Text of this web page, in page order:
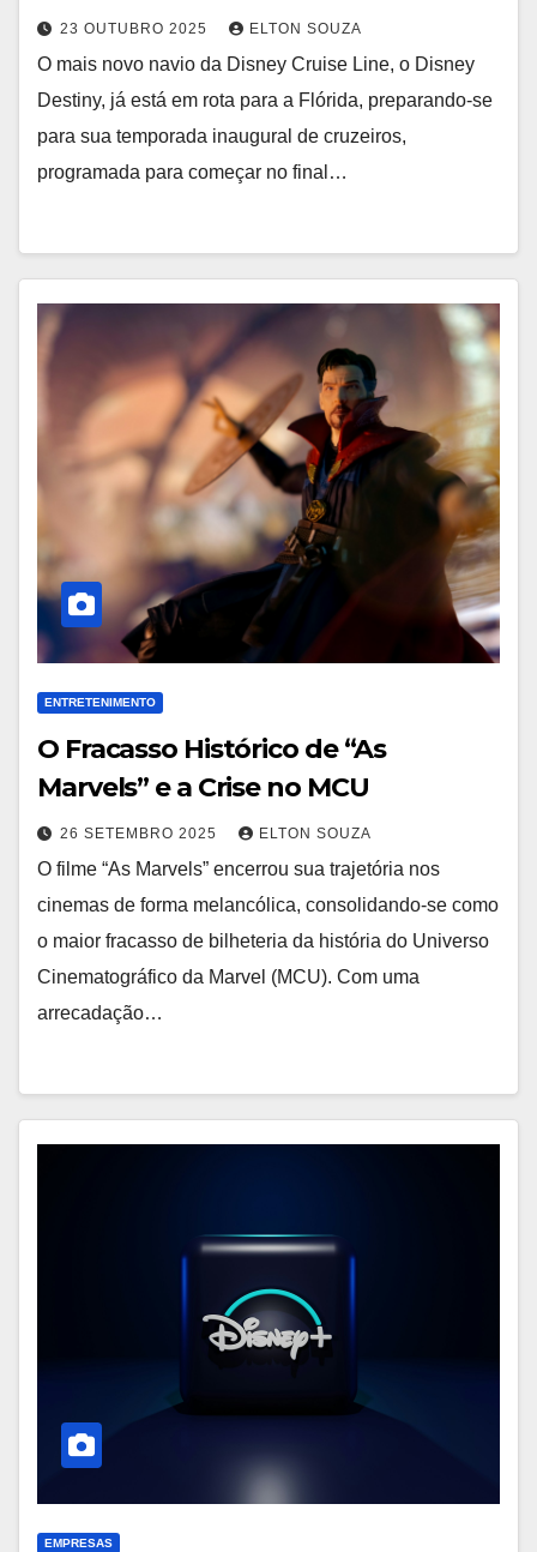
23 OUTUBRO 2025 ELTON SOUZA
O mais novo navio da Disney Cruise Line, o Disney
Destiny, já está em rota para a Flórida, preparando-se
para sua temporada inaugural de cruzeiros,
programada para começar no final…
ENTRETENIMENTO
O Fracasso Histórico de “As
Marvels” e a Crise no MCU
26 SETEMBRO 2025 ELTON SOUZA
O filme “As Marvels” encerrou sua trajetória nos
cinemas de forma melancólica, consolidando-se como
o maior fracasso de bilheteria da história do Universo
Cinematográfico da Marvel (MCU). Com uma
arrecadação…
EMPRESAS